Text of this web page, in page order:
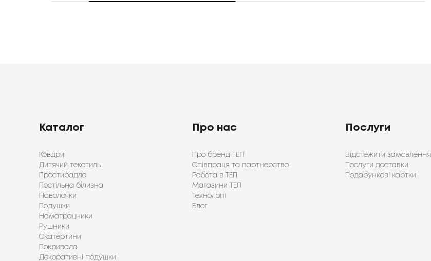
Каталог
Ковдри
Дитячий текстиль
Простирадла
Постільна білизна
Наволочки
Подушки
Наматрацники
Рушники
Скатертини
Покривала
Декоративні подушки
Про нас
Про бренд ТЕП
Співпраця та партнерство
Робота в ТЕП
Магазини ТЕП
Технології
Блог
Послуги
Відстежити замовлення
Послуги доставки
Подарункові картки